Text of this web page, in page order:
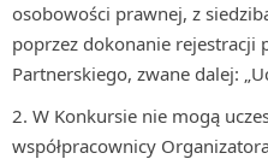
osobowości prawnej, z
poprzez dokonanie rejestracji
Partnerskiego, zwane dalej:
W Konkursie nie mogą
współpracownicy